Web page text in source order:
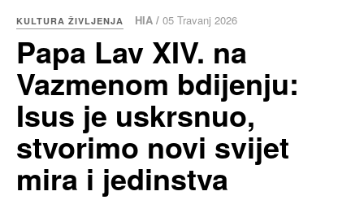
KULTURA ŽIVLJENJA HIA / 05 Travanj 2026
Papa Lav XIV. na
Vazmenom bdijenju:
Isus je uskrsnuo,
stvorimo novi svijet
mira i jedinstva